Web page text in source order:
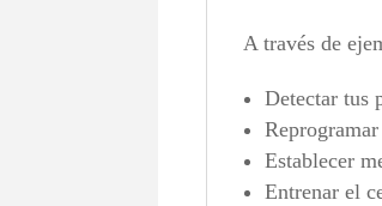
A través de
Detectar tus
Establecer
Entrenar el